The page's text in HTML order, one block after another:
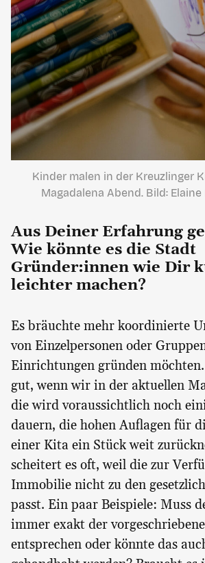
Kinder malen in der Kreuzlinger
Magadalena Abend. Bild:
Aus Deiner Erfahrung
Wie könnte es die Stadt
Gründer:innen wie Dir
leichter machen?
Es bräuchte mehr koordinierte
von Einzelpersonen oder
Einrichtungen gründen
gut, wenn wir in der aktuellen
die wird voraussichtlich noch
dauern, die hohen Auflagen für
einer Kita ein Stück weit
scheitert es oft, weil die zur
Immobilie nicht zu den
passt. Ein paar Beispiele: Muss
immer exakt der
entsprechen oder könnte das